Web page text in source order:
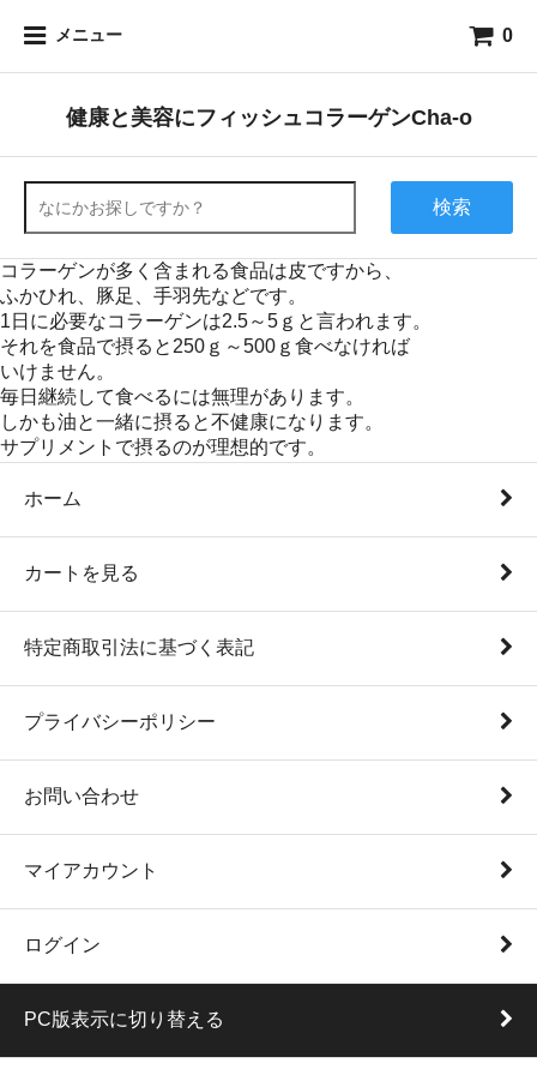
メニュー 0
健康と美容にフィッシュコラーゲンCha-o
検索
コラーゲンが多く含まれる食品は皮ですから、
ふかひれ、豚足、手羽先などです。
1日に必要なコラーゲンは2.5～5ｇと言われます。
それを食品で摂ると250ｇ～500ｇ食べなければ
いけません。
毎日継続して食べるには無理があります。
しかも油と一緒に摂ると不健康になります。
サプリメントで摂るのが理想的です。
ホーム
カートを見る
特定商取引法に基づく表記
プライバシーポリシー
お問い合わせ
マイアカウント
ログイン
PC版表示に切り替える